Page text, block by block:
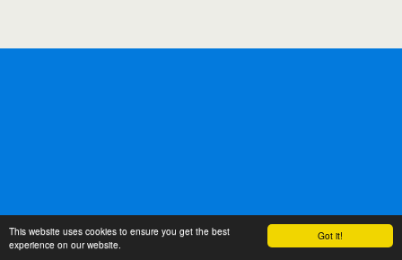
Got it!
This website uses cookies to ensure you get the best
experience on our website.